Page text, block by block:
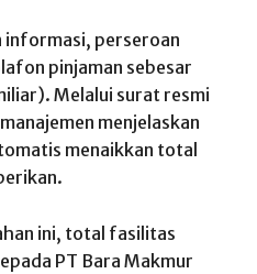
informasi, perseroan
pinjaman sebesar
Melalui surat resmi
menjelaskan
menaikkan total
ini, total fasilitas
PT Bara Makmur